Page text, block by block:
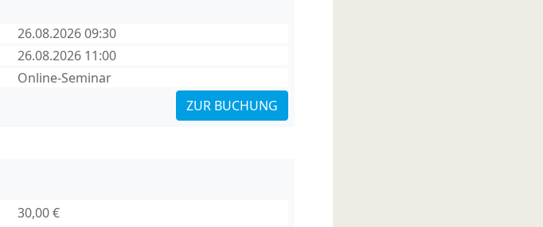
26.08.2026 09:30
26.08.2026 11:00
Online-Seminar
ZUR BUCHUNG
30,00 €